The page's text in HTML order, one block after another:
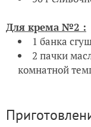
Для крема №2 :
1 банка
2 пачки
комнатной